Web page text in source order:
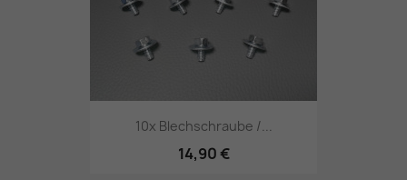
10x Blechschraube /...
14,90 €